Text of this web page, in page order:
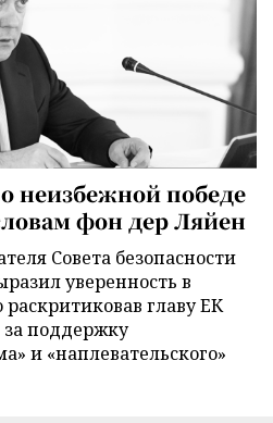
неизбежной победе
фон дер Ляйен
Совета безопасности
уверенность в
главу ЕК
поддержку
и «наплевательского»